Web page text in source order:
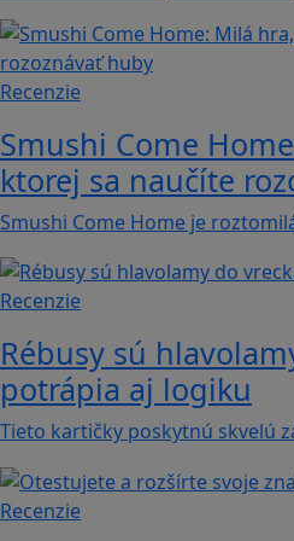
Recenzie
Smushi Come
ktorej sa naučíte
Smushi Come Home je
Recenzie
Rébusy sú
potrápia aj logiku
Tieto kartičky poskytnú skvelú
Recenzie